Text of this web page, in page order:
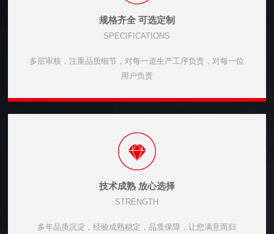
规格齐全 可选定制
SPECIFICATIONS
多层审核，注重品质细节，对每一道生产工序负责，对每一位
用户负责
技术成熟 放心选择
STRENGTH
多年品质沉淀，经验成熟稳定，品质保障，让您满意而归